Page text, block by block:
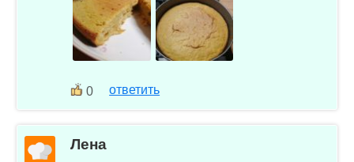
0 ответить
Лена